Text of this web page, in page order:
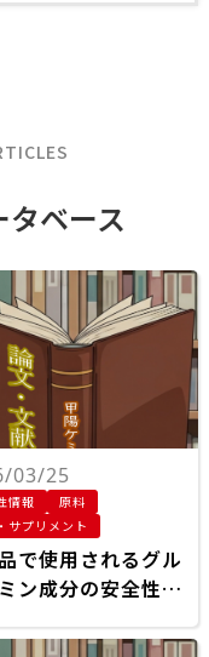
ベース
03/25
情報
原料
サプリメント
で使用されるグル
ン成分の安全性評